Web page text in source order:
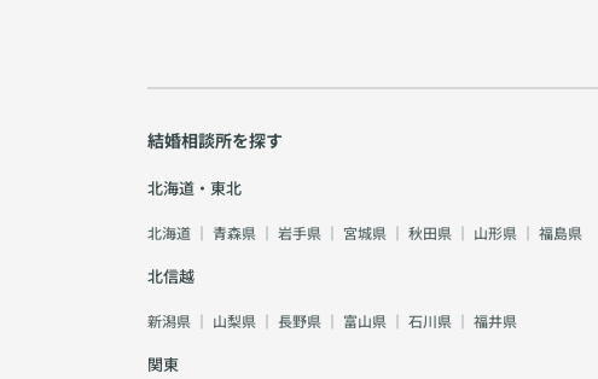
結婚相談所を探す
北海道・東北
北海道 ｜ 青森県 ｜ 岩手県 ｜ 宮城県 ｜ 秋田県 ｜ 山形県 ｜ 福島県
北信越
新潟県 ｜ 山梨県 ｜ 長野県 ｜ 富山県 ｜ 石川県 ｜ 福井県
関東